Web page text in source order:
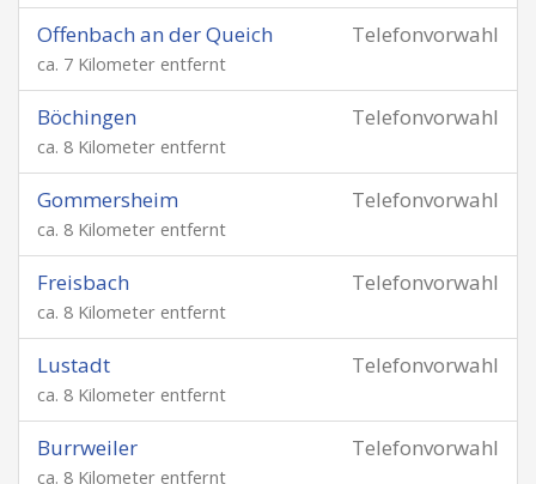
Telefonvorwahl
Offenbach an der Queich
ca. 7 Kilometer entfernt
Telefonvorwahl
Böchingen
ca. 8 Kilometer entfernt
Telefonvorwahl
Gommersheim
ca. 8 Kilometer entfernt
Telefonvorwahl
Freisbach
ca. 8 Kilometer entfernt
Telefonvorwahl
Lustadt
ca. 8 Kilometer entfernt
Telefonvorwahl
Burrweiler
ca. 8 Kilometer entfernt